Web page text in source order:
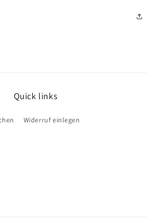
Quick links
Widerruf einlegen